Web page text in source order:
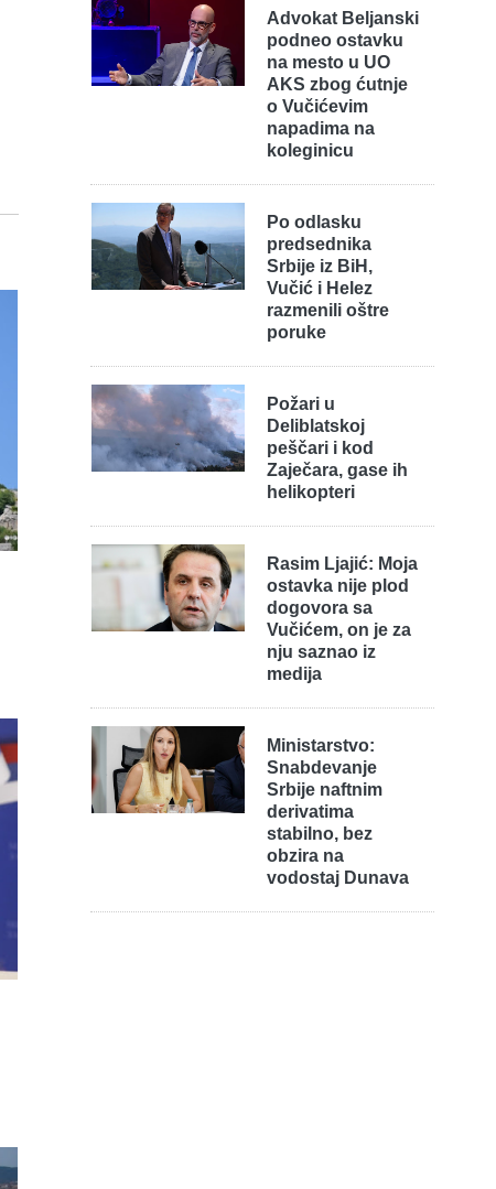
Advokat Beljanski
podneo ostavku
na mesto u UO
AKS zbog ćutnje
o Vučićevim
napadima na
koleginicu
Po odlasku
predsednika
Srbije iz BiH,
Vučić i Helez
razmenili oštre
poruke
Požari u
Deliblatskoj
peščari i kod
Zaječara, gase ih
helikopteri
Rasim Ljajić: Moja
ostavka nije plod
dogovora sa
Vučićem, on je za
nju saznao iz
medija
Ministarstvo:
Snabdevanje
Srbije naftnim
derivatima
stabilno, bez
obzira na
vodostaj Dunava